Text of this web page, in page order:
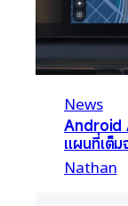
News
Android
แผนที่เต็ม
Nathan